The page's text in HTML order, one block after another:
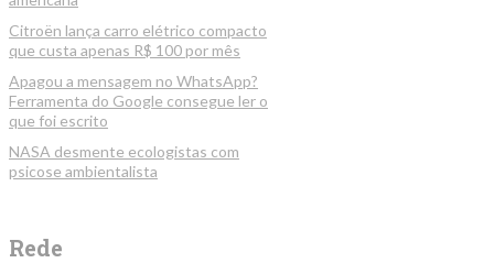
Citroën lança carro elétrico compacto
que custa apenas R$ 100 por mês
Apagou a mensagem no WhatsApp?
Ferramenta do Google consegue ler o
que foi escrito
NASA desmente ecologistas com
psicose ambientalista
Rede